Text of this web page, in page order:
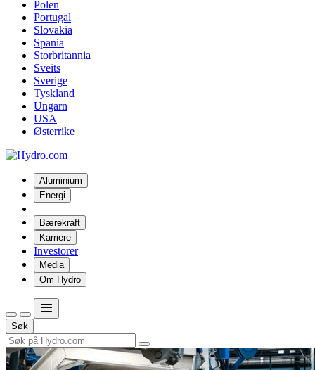
Polen
Portugal
Slovakia
Spania
Storbritannia
Sveits
Sverige
Tyskland
Ungarn
USA
Østerrike
Aluminium
Energi
Bærekraft
Karriere
Investorer
Media
Om Hydro
Søk